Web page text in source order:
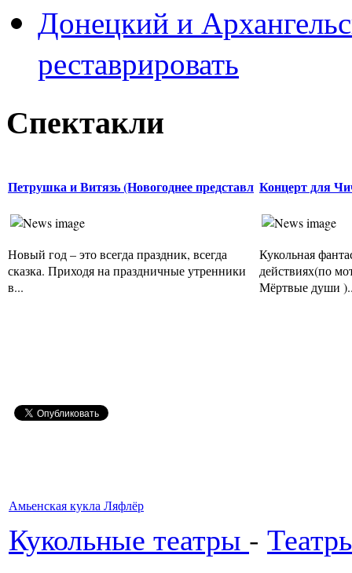
Донецкий и
реставрировать
Спектакли
Петрушка и Витязь (Новогоднее представл
Новый год – это всегда праздник, всегда
сказка. Приходя на праздничные утренники
в...
Концерт для
Кукольная
действиях(по
Мёртвые души
Амьенская кукла Ляфлёр
Кукольные театры -